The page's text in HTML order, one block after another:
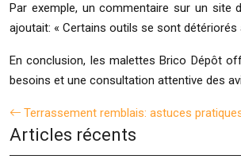
Par exemple, un commentaire sur un site
ajoutait: « Certains outils se sont détériorés
En conclusion, les malettes Brico Dépôt
besoins et une consultation attentive des
Terrassement remblais: astuces
Articles récents